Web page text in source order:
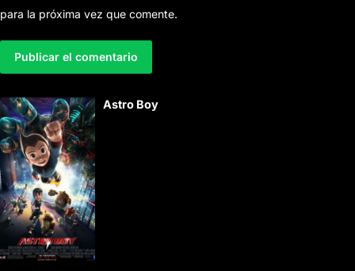
para la próxima vez que comente.
l
t
e
r
n
a
i
Astro Boy